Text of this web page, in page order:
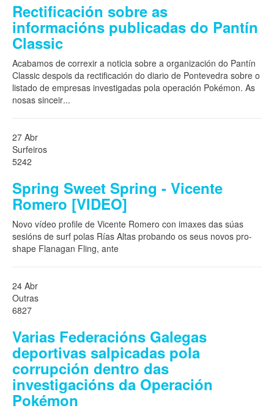
Rectificación sobre as
informacións publicadas do Pantín
Classic
Acabamos de correxir a noticia sobre a organización do Pantín
Classic despois da rectificación do diario de Pontevedra sobre o
listado de empresas investigadas pola operación Pokémon. As
nosas sinceir...
27 Abr
Surfeiros
5242
Spring Sweet Spring - Vicente
Romero [VIDEO]
Novo vídeo profile de Vicente Romero con imaxes das súas
sesións de surf polas Rías Altas probando os seus novos pro-
shape Flanagan Fling, ante
24 Abr
Outras
6827
Varias Federacións Galegas
deportivas salpicadas pola
corrupción dentro das
investigacións da Operación
Pokémon